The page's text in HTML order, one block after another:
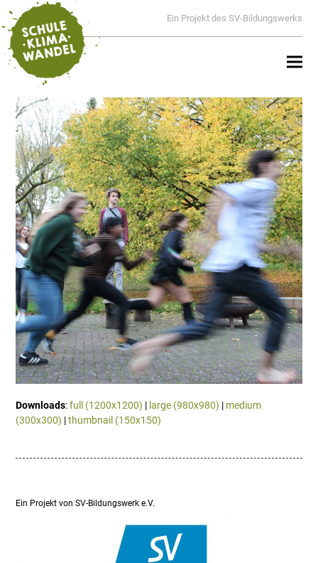
Ein Projekt des SV-Bildungswerks
Downloads:full (1200x1200) | large (980x980) | medium
(300x300) |thumbnail (150x150)
Ein Projekt von SV-Bildungswerk e.V.